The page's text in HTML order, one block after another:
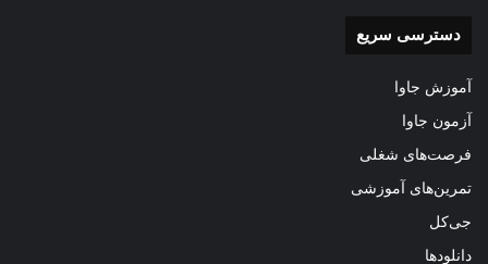
دسترسی سریع
آموزش جاوا
آزمون جاوا
فرصت‌های شغلی
تمرین‌های آموزشی
جی‌کل
دانلودها